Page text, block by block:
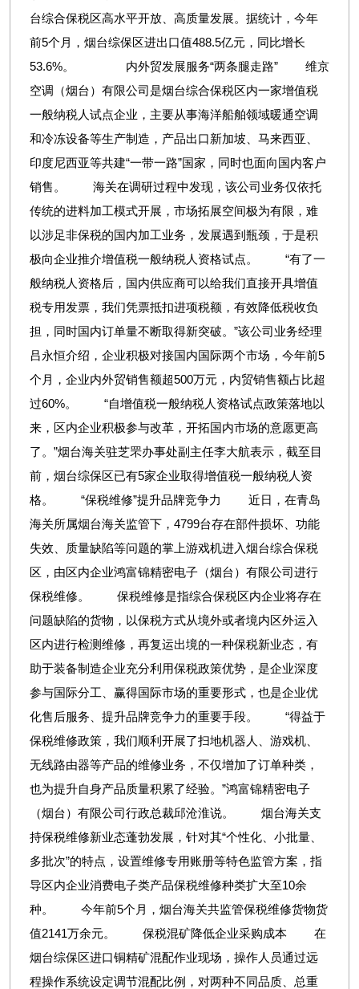
台综合保税区高水平开放、高质量发展。据统计，今年
前5个月，烟台综保区进出口值488.5亿元，同比增长
53.6%。 内外贸发展服务“两条腿走路” 维京
空调（烟台）有限公司是烟台综合保税区内一家增值税
一般纳税人试点企业，主要从事海洋船舶领域暖通空调
和冷冻设备等生产制造，产品出口新加坡、马来西亚、
印度尼西亚等共建“一带一路”国家，同时也面向国内客户
销售。 海关在调研过程中发现，该公司业务仅依托
传统的进料加工模式开展，市场拓展空间极为有限，难
以涉足非保税的国内加工业务，发展遇到瓶颈，于是积
极向企业推介增值税一般纳税人资格试点。 “有了一
般纳税人资格后，国内供应商可以给我们直接开具增值
税专用发票，我们凭票抵扣进项税额，有效降低税收负
担，同时国内订单量不断取得新突破。”该公司业务经理
吕永恒介绍，企业积极对接国内国际两个市场，今年前5
个月，企业内外贸销售额超500万元，内贸销售额占比超
过60%。 “自增值税一般纳税人资格试点政策落地以
来，区内企业积极参与改革，开拓国内市场的意愿更高
了。”烟台海关驻芝罘办事处副主任李大航表示，截至目
前，烟台综保区已有5家企业取得增值税一般纳税人资
格。 “保税维修”提升品牌竞争力 近日，在青岛
海关所属烟台海关监管下，4799台存在部件损坏、功能
失效、质量缺陷等问题的掌上游戏机进入烟台综合保税
区，由区内企业鸿富锦精密电子（烟台）有限公司进行
保税维修。 保税维修是指综合保税区内企业将存在
问题缺陷的货物，以保税方式从境外或者境内区外运入
区内进行检测维修，再复运出境的一种保税新业态，有
助于装备制造企业充分利用保税政策优势，是企业深度
参与国际分工、赢得国际市场的重要形式，也是企业优
化售后服务、提升品牌竞争力的重要手段。 “得益于
保税维修政策，我们顺利开展了扫地机器人、游戏机、
无线路由器等产品的维修业务，不仅增加了订单种类，
也为提升自身产品质量积累了经验。”鸿富锦精密电子
（烟台）有限公司行政总裁邱沧淮说。 烟台海关支
持保税维修新业态蓬勃发展，针对其“个性化、小批量、
多批次”的特点，设置维修专用账册等特色监管方案，指
导区内企业消费电子类产品保税维修种类扩大至10余
种。 今年前5个月，烟台海关共监管保税维修货物货
值2141万余元。 保税混矿降低企业采购成本 在
烟台综保区进口铜精矿混配作业现场，操作人员通过远
程操作系统设定调节混配比例，对两种不同品质、总重